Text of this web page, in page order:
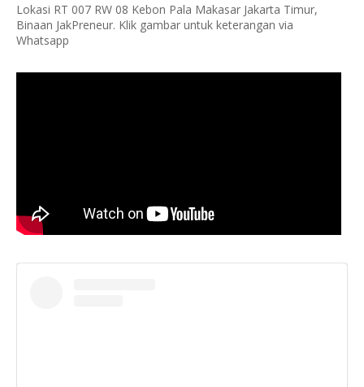
Lokasi RT 007 RW 08 Kebon Pala Makasar Jakarta Timur,
Binaan JakPreneur. Klik gambar untuk keterangan via
Whatsapp